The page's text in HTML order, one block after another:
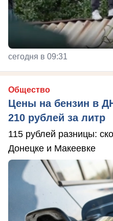
сегодня в 09:31
Общество
Цены на бензин в
210 рублей за литр
115 рублей разницы:
Донецке и Макеевке